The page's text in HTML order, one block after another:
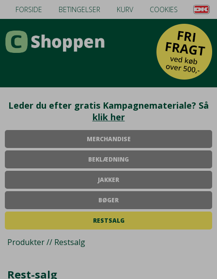
FORSIDE BETINGELSER KURV COOKIES
Leder du efter gratis Kampagnemateriale? Så
klik her
MERCHANDISE
BEKLÆDNING
JAKKER
BØGER
RESTSALG
Produkter // Restsalg
Rest-salg